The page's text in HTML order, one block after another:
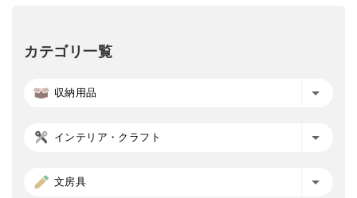
カテゴリ一覧
収納用品
インテリア・クラフト
文房具